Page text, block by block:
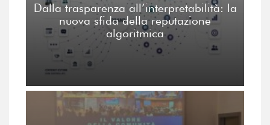
Dalla trasparenza all’interpretabilità: la
nuova sfida della reputazione
algoritmica